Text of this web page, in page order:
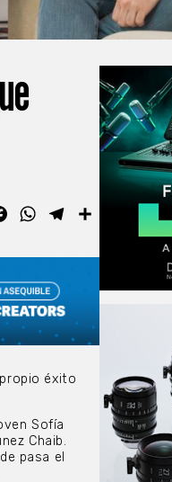
FacebookWhatsAppTelegramCompartir
éxito
Sofía
Chaib.
pasa el